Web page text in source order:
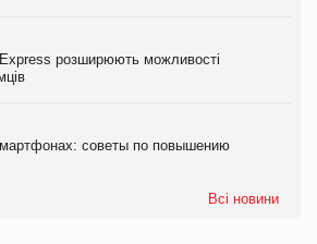
розширюють можливості
советы по повышению
Всі новини